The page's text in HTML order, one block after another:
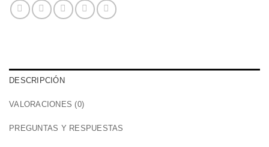
DESCRIPCIÓN
VALORACIONES (0)
PREGUNTAS Y RESPUESTAS